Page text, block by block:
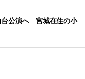
台公演へ 宮城在住の小